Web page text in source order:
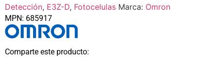
Detección, E3Z-D, Fotocelulas Marca: Omron
MPN: 685917
Comparte este producto: